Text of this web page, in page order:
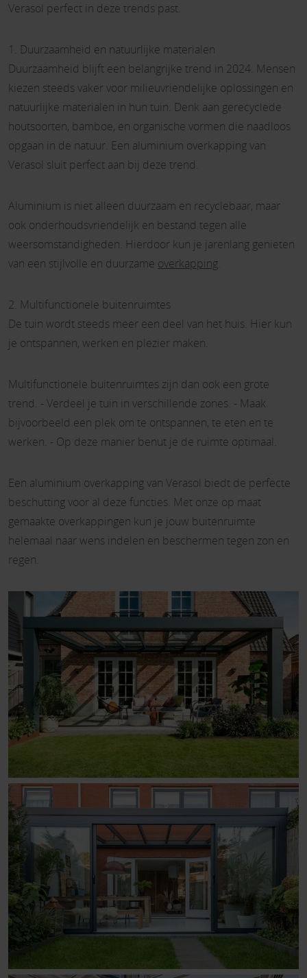
Verasol perfect in deze trends past.
1. Duurzaamheid en natuurlijke materialen
Duurzaamheid blijft een belangrijke trend in 2024. Mensen
kiezen steeds vaker voor milieuvriendelijke oplossingen en
natuurlijke materialen in hun tuin. Denk aan gerecyclede
houtsoorten, bamboe, en organische vormen die naadloos
opgaan in de natuur. Een aluminium overkapping van
Verasol sluit perfect aan bij deze trend.
Aluminium is niet alleen duurzaam en recyclebaar, maar
ook onderhoudsvriendelijk en bestand tegen alle
weersomstandigheden. Hierdoor kun je jarenlang genieten
van een stijlvolle en duurzame overkapping
2. Multifunctionele buitenruimtes
De tuin wordt steeds meer een deel van het huis. Hier kun
je ontspannen, werken en plezier maken.
Multifunctionele buitenruimtes zijn dan ook een grote
trend. - Verdeel je tuin in verschillende zones. - Maak
bijvoorbeeld een plek om te ontspannen, te eten en te
werken. - Op deze manier benut je de ruimte optimaal.
Een aluminium overkapping van Verasol biedt de perfecte
beschutting voor al deze functies. Met onze op maat
gemaakte overkappingen kun je jouw buitenruimte
helemaal naar wens indelen en beschermen tegen zon en
regen.